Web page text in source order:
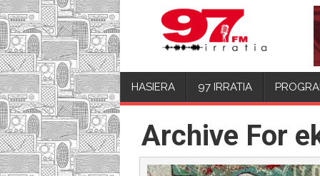
HASIERA 97 IRRATIA
Archive For